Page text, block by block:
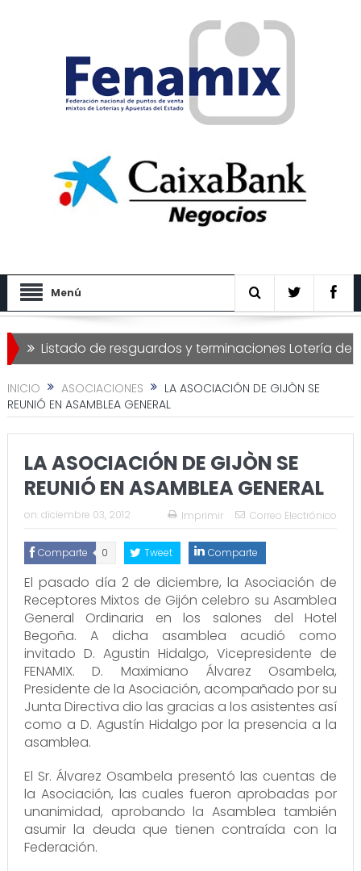
Menú
de resguardos y terminaciones Lotería de Navidad
INICIO ASOCIACIONES
LA ASOCIACIÓN DE GIJÒN SE
REUNIÓ EN ASAMBLEA GENERAL
LA ASOCIACIÓN DE GIJÒN SE
REUNIÓ EN ASAMBLEA GENERAL
on: diciembre 03, 2012 Imprimir Correo Electrónico
Comparte 0 Tweet Comparte
El pasado día 2 de diciembre, la Asociación de
Receptores Mixtos de Gijón celebro su Asamblea
General Ordinaria en los salones del Hotel
Begoña. A dicha asamblea acudió como
invitado D. Agustin Hidalgo, Vicepresidente de
FENAMIX. D. Maximiano Álvarez Osambela,
Presidente de la Asociación, acompañado por su
Junta Directiva dio las gracias a los asistentes así
como a D. Agustín Hidalgo por la presencia a la
asamblea.
El Sr. Álvarez Osambela presentó las cuentas de
la Asociación, las cuales fueron aprobadas por
unanimidad, aprobando la Asamblea también
asumir la deuda que tienen contraída con la
Federación.